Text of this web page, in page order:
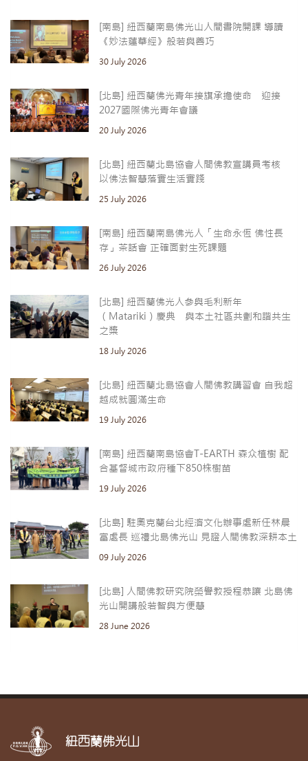
[南島] 紐西蘭南島佛光山人間書院開課 導讀
《妙法蓮華經》般若與善巧
30 July 2026
[北島] 紐西蘭佛光青年接旗承擔使命 迎接
2027國際佛光青年會議
20 July 2026
[北島] 紐西蘭北島協會人間佛教宣講員考核
以佛法智慧落實生活實踐
25 July 2026
[南島] 紐西蘭南島佛光人「生命永恆 佛性長
存」茶話會 正確面對生死課題
26 July 2026
[北島] 紐西蘭佛光人參與毛利新年
（Matariki）慶典 與本土社區共劃和諧共生
之槳
18 July 2026
[北島] 紐西蘭北島協會人間佛教講習會 自我超
越成就圓滿生命
19 July 2026
[南島] 紐西蘭南島協會T-EARTH 森众植樹 配
合基督城市政府種下850株樹苗
19 July 2026
[北島] 駐奧克蘭台北經濟文化辦事處新任林晨
富處長 巡禮北島佛光山 見證人間佛教深耕本土
09 July 2026
[北島] 人間佛教研究院榮譽教授程恭讓 北島佛
光山開講般若智與方便慧
28 June 2026
紐西蘭佛光山